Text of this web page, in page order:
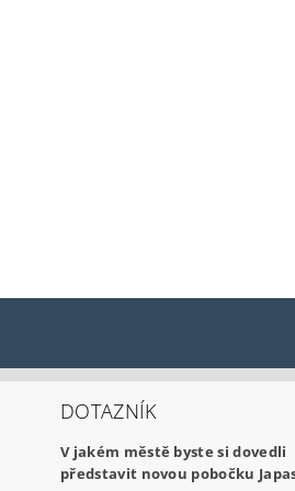
DOTAZNÍK
V jakém městě byste si dovedli
představit novou pobočku